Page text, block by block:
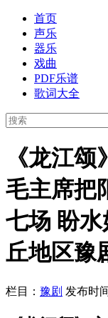
首页
声乐
器乐
戏曲
PDF乐谱
歌词大全
《龙江
毛主席把
七场 盼
丘地区豫
栏目： 豫剧 发布时